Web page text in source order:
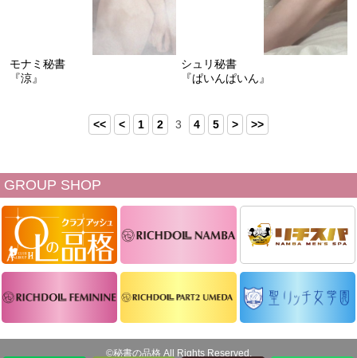
モナミ秘書
『涼』
シュリ秘書
『ぱいんぱいん』
<< < 1 2 3 4 5 > >>
GROUP SHOP
©秘書の品格 All Rights Reserved.